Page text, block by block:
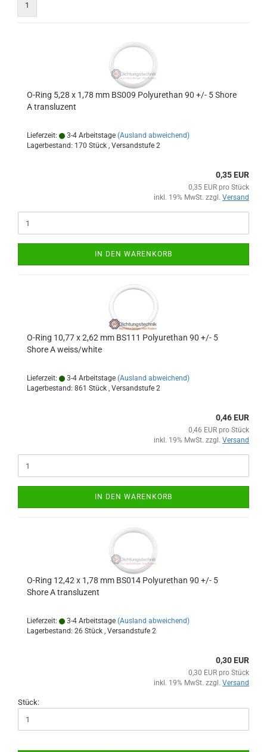
1
O-Ring 5,28 x 1,78 mm BS009 Polyurethan 90 +/- 5 Shore
A transluzent
Lieferzeit: 3-4 Arbeitstage (Ausland abweichend)
Lagerbestand: 170 Stück , Versandstufe 2
0,35 EUR
0,35 EUR pro Stück
inkl. 19% MwSt. zzgl. Versand
IN DEN WARENKORB
O-Ring 10,77 x 2,62 mm BS111 Polyurethan 90 +/- 5
Shore A weiss/white
Lieferzeit: 3-4 Arbeitstage (Ausland abweichend)
Lagerbestand: 861 Stück , Versandstufe 2
0,46 EUR
0,46 EUR pro Stück
inkl. 19% MwSt. zzgl. Versand
IN DEN WARENKORB
O-Ring 12,42 x 1,78 mm BS014 Polyurethan 90 +/- 5
Shore A transluzent
Lieferzeit: 3-4 Arbeitstage (Ausland abweichend)
Lagerbestand: 26 Stück , Versandstufe 2
0,30 EUR
0,30 EUR pro Stück
inkl. 19% MwSt. zzgl. Versand
Stück: